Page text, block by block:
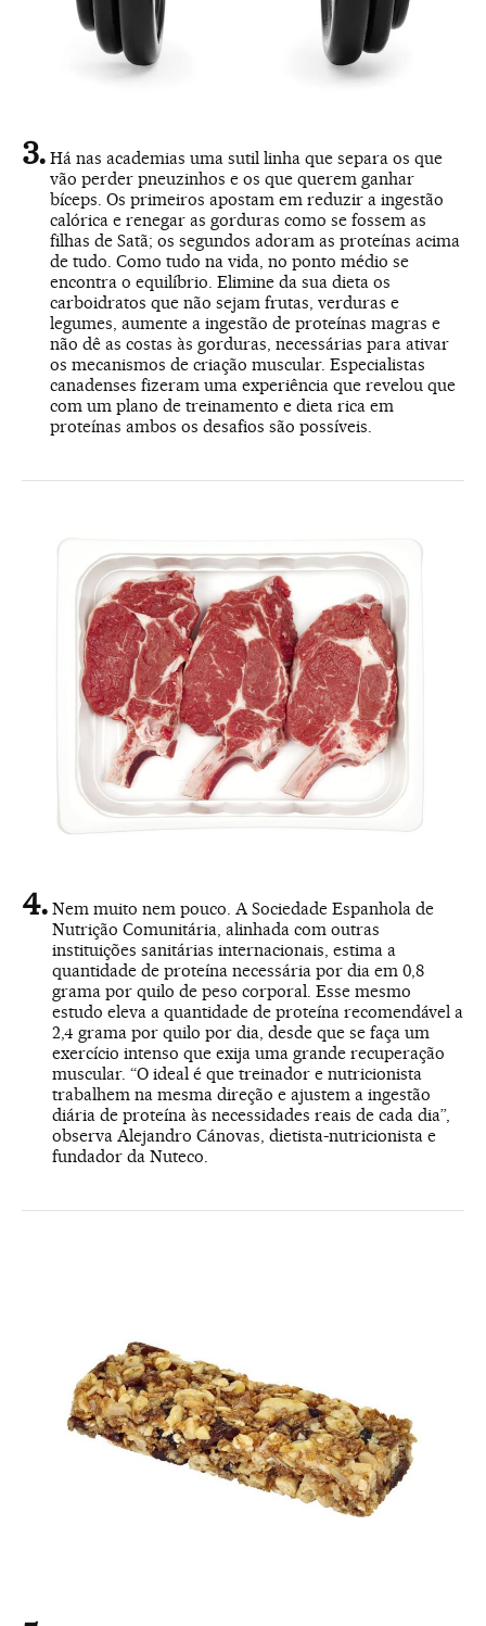
Há nas academias uma sutil linha que separa os que
vão perder pneuzinhos e os que querem ganhar
bíceps. Os primeiros apostam em reduzir a ingestão
calórica e renegar as gorduras como se fossem as
filhas de Satã; os segundos adoram as proteínas acima
de tudo. Como tudo na vida, no ponto médio se
encontra o equilíbrio. Elimine da sua dieta os
carboidratos que não sejam frutas, verduras e
legumes, aumente a ingestão de proteínas magras e
não dê as costas às gorduras, necessárias para ativar
os mecanismos de criação muscular. Especialistas
canadenses fizeram uma experiência que revelou que
com um plano de treinamento e dieta rica em
proteínas ambos os desafios são possíveis.
Nem muito nem pouco. A Sociedade Espanhola de
Nutrição Comunitária, alinhada com outras
instituições sanitárias internacionais, estima a
quantidade de proteína necessária por dia em 0,8
grama por quilo de peso corporal. Esse mesmo
estudo eleva a quantidade de proteína recomendável a
2,4 grama por quilo por dia, desde que se faça um
exercício intenso que exija uma grande recuperação
muscular. “O ideal é que treinador e nutricionista
trabalhem na mesma direção e ajustem a ingestão
diária de proteína às necessidades reais de cada dia”,
observa Alejandro Cánovas, dietista-nutricionista e
fundador da Nuteco.